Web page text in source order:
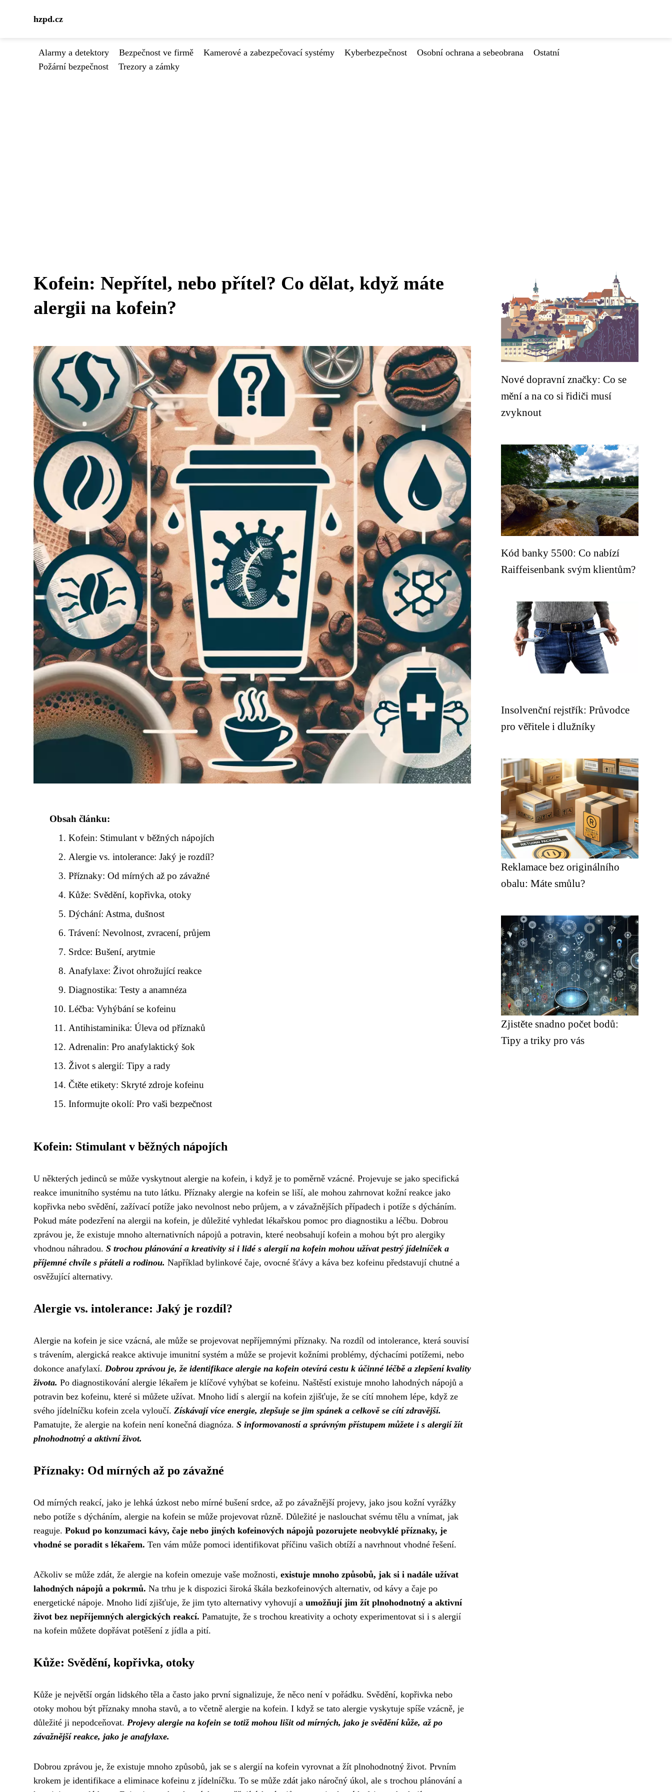
hzpd.cz
Alarmy a detektory Bezpečnost ve firmě Kamerové a zabezpečovací systémy Kyberbezpečnost Osobní ochrana a sebeobrana
Ostatní
Požární bezpečnost
Trezory a zámky
Kofein: Nepřítel, nebo přítel? Co dělat, když máte
alergii na kofein?
Obsah článku:
Kofein: Stimulant v běžných nápojích
Alergie vs. intolerance: Jaký je rozdíl?
Příznaky: Od mírných až po závažné
Kůže: Svědění, kopřivka, otoky
Dýchání: Astma, dušnost
Trávení: Nevolnost, zvracení, průjem
Srdce: Bušení, arytmie
Anafylaxe: Život ohrožující reakce
Diagnostika: Testy a anamnéza
Léčba: Vyhýbání se kofeinu
Antihistaminika: Úleva od příznaků
Adrenalin: Pro anafylaktický šok
Život s alergií: Tipy a rady
Čtěte etikety: Skryté zdroje kofeinu
Informujte okolí: Pro vaši bezpečnost
Kofein: Stimulant v běžných nápojích
U některých jedinců se může vyskytnout alergie na kofein, i když je to poměrně vzácné. Projevuje se jako specifická
reakce imunitního systému na tuto látku. Příznaky alergie na kofein se liší, ale mohou zahrnovat kožní reakce jako
kopřivka nebo svědění, zažívací potíže jako nevolnost nebo průjem, a v závažnějších případech i potíže s dýcháním.
Pokud máte podezření na alergii na kofein, je důležité vyhledat lékařskou pomoc pro diagnostiku a léčbu. Dobrou
zprávou je, že existuje mnoho alternativních nápojů a potravin, které neobsahují kofein a mohou být pro alergiky
vhodnou náhradou. S trochou plánování a kreativity si i lidé s alergií na kofein mohou užívat pestrý jídelníček a
příjemné chvíle s přáteli a rodinou. Například bylinkové čaje, ovocné šťávy a káva bez kofeinu představují chutné a
osvěžující alternativy.
Alergie vs. intolerance: Jaký je rozdíl?
Alergie na kofein je sice vzácná, ale může se projevovat nepříjemnými příznaky. Na rozdíl od intolerance, která souvisí
s trávením, alergická reakce aktivuje imunitní systém a může se projevit kožními problémy, dýchacími potížemi, nebo
dokonce anafylaxí. Dobrou zprávou je, že identifikace alergie na kofein otevírá cestu k účinné léčbě a zlepšení kvality
života. Po diagnostikování alergie lékařem je klíčové vyhýbat se kofeinu. Naštěstí existuje mnoho lahodných nápojů a
potravin bez kofeinu, které si můžete užívat. Mnoho lidí s alergií na kofein zjišťuje, že se cítí mnohem lépe, když ze
svého jídelníčku kofein zcela vyloučí. Získávají více energie, zlepšuje se jim spánek a celkově se cítí zdravější.
Pamatujte, že alergie na kofein není konečná diagnóza. S informovaností a správným přístupem můžete i s alergií žít
plnohodnotný a aktivní život.
Příznaky: Od mírných až po závažné
Od mírných reakcí, jako je lehká úzkost nebo mírné bušení srdce, až po závažnější projevy, jako jsou kožní vyrážky
nebo potíže s dýcháním, alergie na kofein se může projevovat různě. Důležité je naslouchat svému tělu a vnímat, jak
reaguje. Pokud po konzumaci kávy, čaje nebo jiných kofeinových nápojů pozorujete neobvyklé příznaky, je
vhodné se poradit s lékařem. Ten vám může pomoci identifikovat příčinu vašich obtíží a navrhnout vhodné řešení.
Ačkoliv se může zdát, že alergie na kofein omezuje vaše možnosti, existuje mnoho způsobů, jak si i nadále užívat
lahodných nápojů a pokrmů. Na trhu je k dispozici široká škála bezkofeinových alternativ, od kávy a čaje po
energetické nápoje. Mnoho lidí zjišťuje, že jim tyto alternativy vyhovují a umožňují jim žít plnohodnotný a aktivní
život bez nepříjemných alergických reakcí. Pamatujte, že s trochou kreativity a ochoty experimentovat si i s alergií
na kofein můžete dopřávat potěšení z jídla a pití.
Kůže: Svědění, kopřivka, otoky
Kůže je největší orgán lidského těla a často jako první signalizuje, že něco není v pořádku. Svědění, kopřivka nebo
otoky mohou být příznaky mnoha stavů, a to včetně alergie na kofein. I když se tato alergie vyskytuje spíše vzácně, je
důležité ji nepodceňovat. Projevy alergie na kofein se totiž mohou lišit od mírných, jako je svědění kůže, až po
závažnější reakce, jako je anafylaxe.
Dobrou zprávou je, že existuje mnoho způsobů, jak se s alergií na kofein vyrovnat a žít plnohodnotný život. Prvním
krokem je identifikace a eliminace kofeinu z jídelníčku. To se může zdát jako náročný úkol, ale s trochou plánování a
Nové dopravní značky: Co se
mění a na co si řidiči musí
zvyknout
Kód banky 5500: Co nabízí
Raiffeisenbank svým klientům?
Insolvenční rejstřík: Průvodce
pro věřitele i dlužníky
Reklamace bez originálního
obalu: Máte smůlu?
Zjistěte snadno počet bodů:
Tipy a triky pro vás